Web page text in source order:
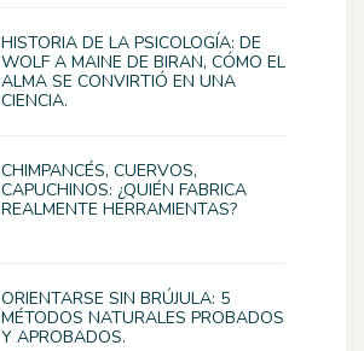
HISTORIA DE LA PSICOLOGÍA: DE
WOLF A MAINE DE BIRAN, CÓMO EL
ALMA SE CONVIRTIÓ EN UNA
CIENCIA.
CHIMPANCÉS, CUERVOS,
CAPUCHINOS: ¿QUIÉN FABRICA
REALMENTE HERRAMIENTAS?
ORIENTARSE SIN BRÚJULA: 5
MÉTODOS NATURALES PROBADOS
Y APROBADOS.